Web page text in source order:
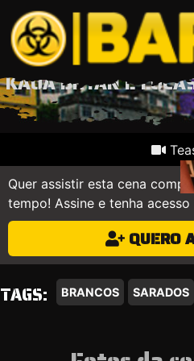
KAUA BRYAN E
Quer assistir esta cena
tempo! Assine e tenha
QUERO
TAGS: BRANCOS SARADOS